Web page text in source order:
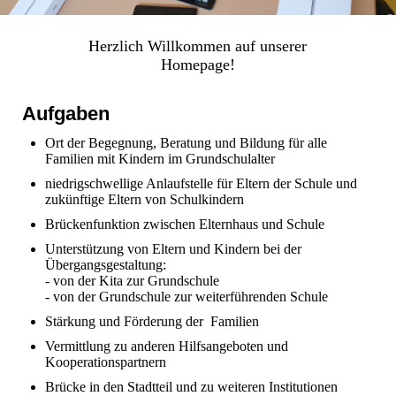
Herzlich Willkommen auf unserer
Homepage!
Aufgaben
Ort der Begegnung, Beratung und Bildung für alle
Familien mit Kindern im Grundschulalter
niedrigschwellige Anlaufstelle für Eltern der Schule und
zukünftige Eltern von Schulkindern
Brückenfunktion zwischen Elternhaus und Schule
Unterstützung von Eltern und Kindern bei der
Übergangsgestaltung:
- von der Kita zur Grundschule
- von der Grundschule zur weiterführenden Schule
Stärkung und Förderung der Familien
Vermittlung zu anderen Hilfsangeboten und
Kooperationspartnern
Brücke in den Stadtteil und zu weiteren Institutionen